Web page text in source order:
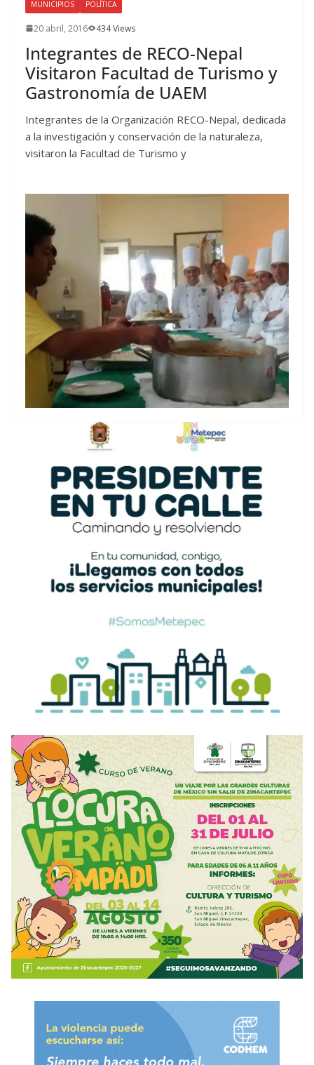
MUNICIPIOS POLÍTICA
20 abril, 2016 434 Views
Integrantes de RECO-Nepal
Visitaron Facultad de Turismo y
Gastronomía de UAEM
Integrantes de la Organización RECO-Nepal, dedicada
a la investigación y conservación de la naturaleza,
visitaron la Facultad de Turismo y